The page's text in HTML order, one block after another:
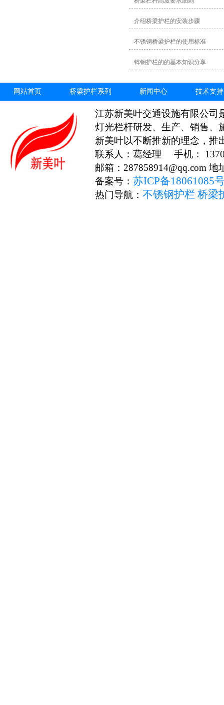
介绍桥梁护栏的安装步骤
不锈钢桥梁护栏的使用标准
锌钢护栏的的基本知识分享
网站首页 桥梁护栏系列 新闻中心 技术支持
江苏新美叶交通设施有限公司
灯光栏杆研发、生产、销售、
新美叶以不断推新的理念，推
联系人：葛经理 手机：
邮箱：287858914@qq.com
备案号： 苏ICP备18061085
热门导航： 不锈钢护栏 桥梁